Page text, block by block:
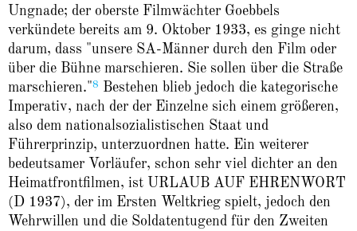
Ungnade; der oberste Filmwächter Goebbels
verkündete bereits am 9. Oktober 1933, es ginge nicht
darum, dass "unsere SA-Männer durch den Film oder
über die Bühne marschieren. Sie sollen über die Straße
marschieren."8
Bestehen blieb jedoch die kategorische
Imperativ, nach der der Einzelne sich einem größeren,
also dem nationalsozialistischen Staat und
Führerprinzip, unterzuordnen hatte. Ein weiterer
bedeutsamer Vorläufer, schon sehr viel dichter an den
Heimatfrontfilmen, ist URLAUB AUF EHRENWORT
(D 1937), der im Ersten Weltkrieg spielt, jedoch den
Wehrwillen und die Soldatentugend für den Zweiten